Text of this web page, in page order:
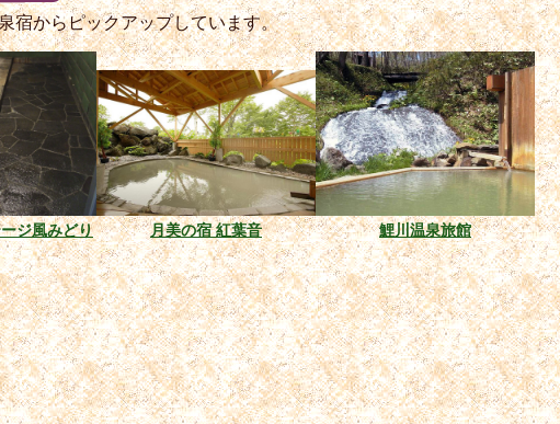
宿からピックアップしています。
ジ風みどり 月美の宿 紅葉音 鯉川温泉旅館